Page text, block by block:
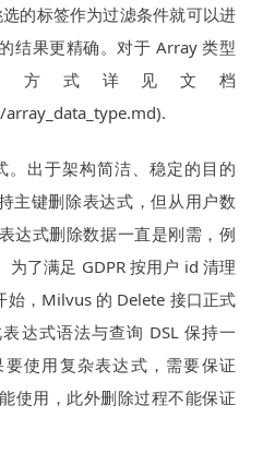
的标签作为过滤条件就可以进
结果更精确。对于 Array 类型
方式详见文档
。出于架构简洁、稳定的目的
主键删除表达式，但从用户数
达式删除数据一直是刚需，例
为了满足 GDPR 按用户 id 清理
始，Milvus 的 Delete 接口正式
达式语法与查询 DSL 保持一
使用复杂表达式，需要保证
使用，此外删除过程不能保证